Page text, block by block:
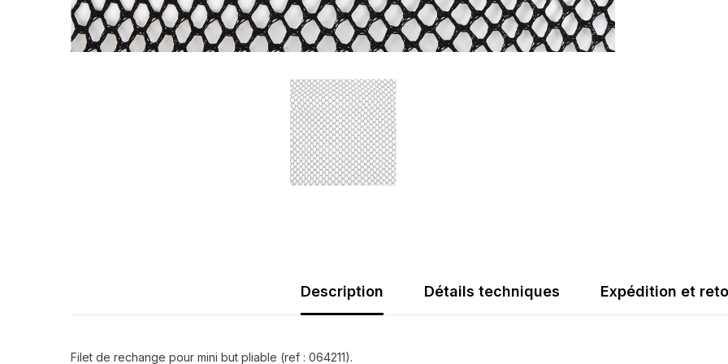
Description Détails techniques Expédition et
Filet de rechange pour mini but pliable (ref : 064211).